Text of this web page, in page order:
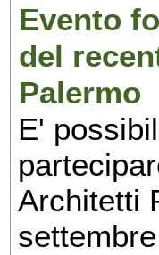
Evento
del
Palermo
E'
Architetti